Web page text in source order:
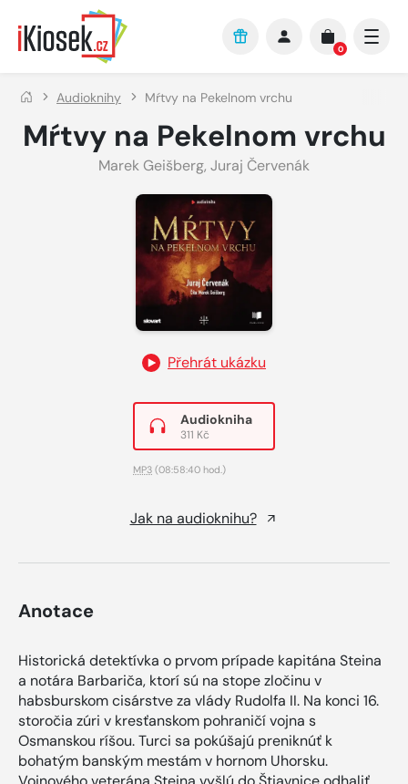
Přejít na hlavní obsah
0
Audioknihy Mŕtvy na Pekelnom vrchu
Mŕtvy na Pekelnom vrchu
Marek Geišberg, Juraj Červenák
Přehrát ukázku
Audiokniha
311 Kč
MP3 (08:58:40 hod.)
Jak na audioknihu?
Anotace
Historická detektívka o prvom prípade kapitána Steina
a notára Barbariča, ktorí sú na stope zločinu v
habsburskom cisárstve za vlády Rudolfa II. Na konci 16.
storočia zúri v kresťanskom pohraničí vojna s
Osmanskou ríšou. Turci sa pokúšajú preniknúť k
bohatým banským mestám v hornom Uhorsku.